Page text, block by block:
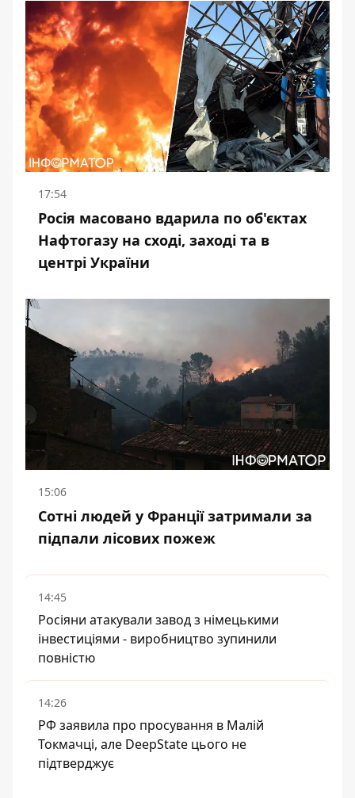
17:54
Росія масовано вдарила по об'єктах
Нафтогазу на сході, заході та в
центрі України
15:06
Сотні людей у Франції затримали за
підпали лісових пожеж
14:45
Росіяни атакували завод з німецькими
інвестиціями - виробництво зупинили
повністю
14:26
РФ заявила про просування в Малій
Токмачці, але DeepState цього не
підтверджує